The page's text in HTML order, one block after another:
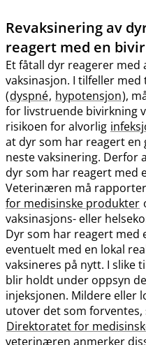
Revaksinering av
reagert med en
Et fåtall dyr reagerer
vaksinasjon. I tilfeller
(dyspné, hypotensjon),
for livstruende bivirkning
risikoen for alvorlig
at dyr som har reagert en
neste vaksinering. Derfor
dyr som har reagert med
Veterinæren må
for medisinske produkter
vaksinasjons- eller
Dyr som har reagert med
eventuelt med en lokal
vaksineres på nytt. I slike
blir holdt under oppsyn
injeksjonen. Mildere eller
utover det som forventes,
Direktoratet for
veterinæren anmerker